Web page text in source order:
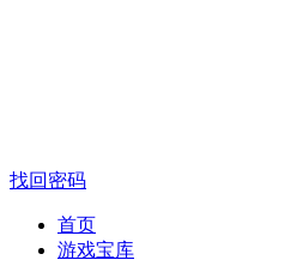
找回密码
首页
游戏宝库